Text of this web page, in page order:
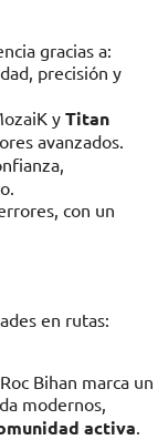
gracias a:
precisión y
yTitan
avanzados.
con un
en rutas:
Bihan marca un
modernos,
activa